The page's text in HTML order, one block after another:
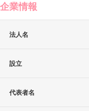
企業情報
法人名
設立
代表者名